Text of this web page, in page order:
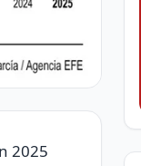
2025